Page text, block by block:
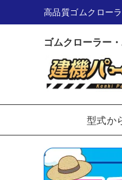
高品質ゴムクロー
ゴムクローラー
型式か